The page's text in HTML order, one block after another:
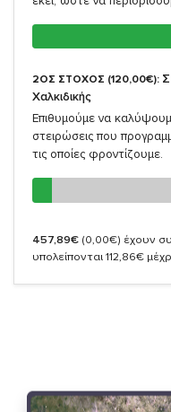
2ΟΣ ΣΤΟΧΟΣ (120,00€):
Χαλκιδικής
Επιθυμούμε να
στειρώσεις που
τις οποίες φροντίζουμε.
457,89€ (0,00€) έχουν
υπολείπονται 112,86€